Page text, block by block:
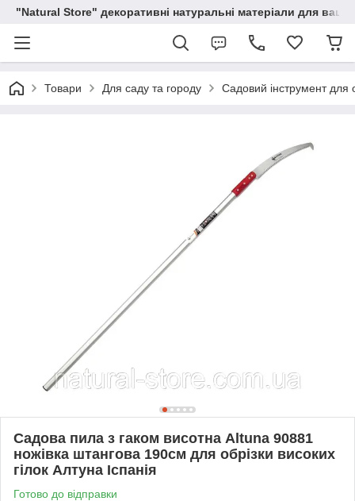
"Natural Store" декоративні натуральні матеріали для
Товари Для саду та городу Садовий інструмент для
Садова пила з гаком висотна Altuna 90881
ножівка штангова 190см для обрізки високих
гілок Алтуна Іспанія
Готово до відправки